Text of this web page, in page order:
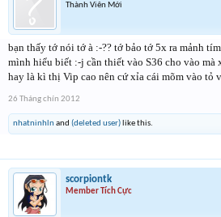
Thành Viên Mới
bạn thấy tớ nói tớ à :-?? tớ bảo tớ 5x ra mảnh
mình hiểu biết :-j cần thiết vào S36 cho vào mà
hay là kì thị Vip cao nên cứ xỉa cái mõm vào tỏ
26 Tháng chín 2012
nhatninhlnand (deleted user)like this.
scorpiontk
Member Tích Cực